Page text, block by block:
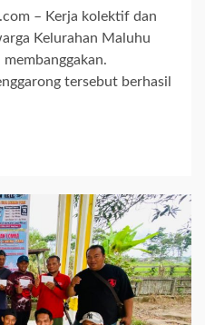
– Kerja kolektif dan
Kelurahan Maluhu
tersebut berhasil